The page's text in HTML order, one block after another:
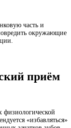
часть и
окружающие
приём
физиологической
«избавляться»